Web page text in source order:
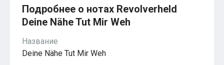
Красавица и чудовище
из мультфильмов Disney
Моана (Disney)
Ходячий замок Хаула
Подробнее о нотах Revolverheld
Deine Nähe Tut Mir Weh
Название
Deine Nähe Tut Mir Weh